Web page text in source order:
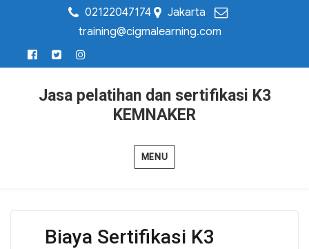
02122047174
Jakarta
training@cigmalearning.com
Jasa pelatihan dan sertifikasi K3
KEMNAKER
MENU
Biaya Sertifikasi K3